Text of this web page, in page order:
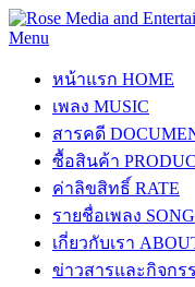
Menu
หน้าแรก HOME
เพลง MUSIC
สารคดี
ซื้อสินค้า
ค่าลิขสิทธิ์ RATE
รายชื่อเพลง SONG
เกี่ยวกับเรา
ข่าวสารและกิจกร